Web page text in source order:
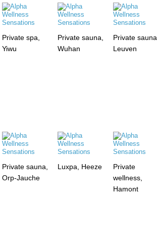
Private spa,
Yiwu
Private sauna,
Wuhan
Private sauna,
Leuven
Private sauna,
Orp-Jauche
Luxpa, Heeze
Private
wellness,
Hamont